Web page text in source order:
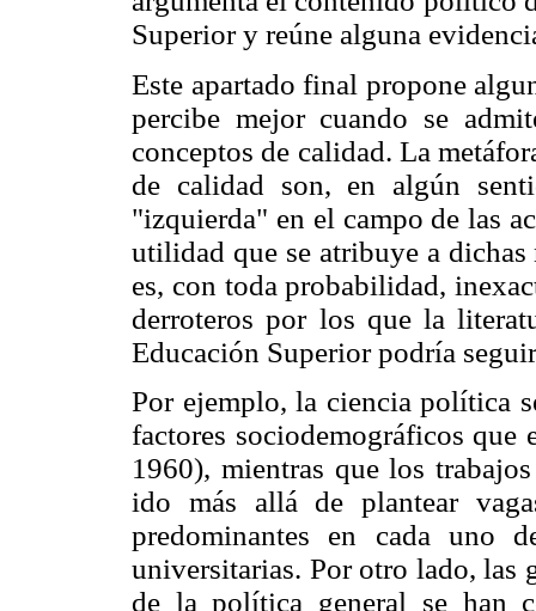
Superior y reúne alguna
Este apartado final propone
percibe mejor cuando se
conceptos de calidad. La
de calidad son, en algún
"izquierda" en el campo de las
utilidad que se atribuye a
es, con toda probabilidad,
derroteros por los que la
Educación Superior podría
Por ejemplo, la ciencia política
factores sociodemográficos
1960), mientras que los
ido más allá de plantear
predominantes en cada uno
universitarias. Por otro lado, las
de la política general se han